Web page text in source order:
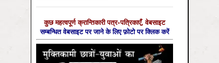
कुछ महत्‍वपूर्ण क्रान्तिकारी पत्र-पत्रिकाएँ, वेबसाइट
सम्‍बन्धित वेबसाइट पर जाने के लिए फ़ोटो पर क्लिक करें